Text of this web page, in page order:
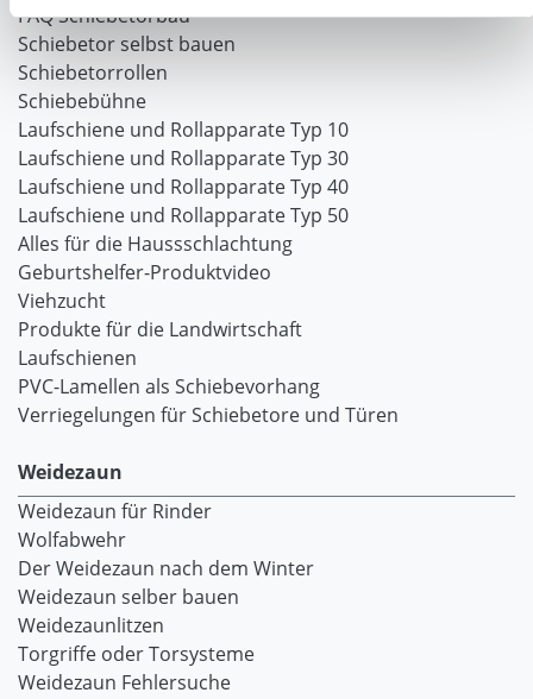
FAQ Schiebetorbau
Schiebetor selbst bauen
Schiebetorrollen
Schiebebühne
Laufschiene und Rollapparate Typ 10
Laufschiene und Rollapparate Typ 30
Laufschiene und Rollapparate Typ 40
Laufschiene und Rollapparate Typ 50
Alles für die Haussschlachtung
Geburtshelfer-Produktvideo
Viehzucht
Produkte für die Landwirtschaft
Laufschienen
PVC-Lamellen als Schiebevorhang
Verriegelungen für Schiebetore und Türen
Weidezaun
Weidezaun für Rinder
Wolfabwehr
Der Weidezaun nach dem Winter
Weidezaun selber bauen
Weidezaunlitzen
Torgriffe oder Torsysteme
Weidezaun Fehlersuche